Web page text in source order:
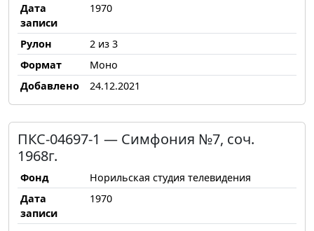
Дата
записи
1970
Рулон
2 из 3
Формат
Моно
Добавлено
24.12.2021
ПКС-04697-1 — Симфония №7, соч.
1968г.
Фонд
Норильская студия телевидения
Дата
записи
1970